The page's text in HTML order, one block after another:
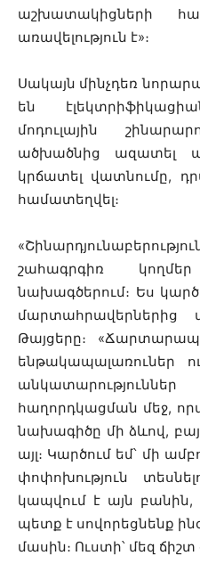
աշխատակիցների
առավելություն է»։
Սակայն մինչդեռ
են
մոդուլային
ածխածնից ազատել
կրճատել վատնումը,
համատեղվել։
շահագրգիռ
նախագծերում։ Ես
Թայցերը։
ենթակապալառուներ
հաղորդկացման մեջ,
նախագիծը մի ձևով,
այլ։ Կարծում եմ՝ մի
փոփոխություն
կապվում է այն բանին,
պետք է սովորեցնենք
մասին։ Ուստի՝ մեզ